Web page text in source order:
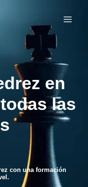
en
las
con una formación